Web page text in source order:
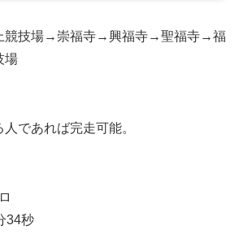
競技場→崇福寺→興福寺→聖福寺→福
場
であれば完走可能。
34秒